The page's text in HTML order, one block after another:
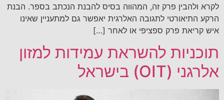
לקרא ולהבין פרק זה, המהווה בסיס להבנת הנכתב בספר. הבנת
הרקע התיאורטי לתגובה האלרגית יאפשר גם למתעניין שאינו
איש קריאת פרק ספציפי או לאחר […]
תוכניות להשראת עמידות למזון
אלרגני (OIT) בישראל